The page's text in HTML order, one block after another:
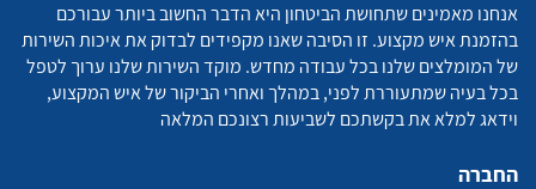
אנחנו מאמינים שתחושת הביטחון היא הדבר החשוב ביותר עבורכם
בהזמנת איש מקצוע. זו הסיבה שאנו מקפידים לבדוק את איכות השירות
של המומלצים שלנו בכל עבודה מחדש. מוקד השירות שלנו ערוך לטפל
בכל בעיה שמתעוררת לפני, במהלך ואחרי הביקור של איש המקצוע,
וידאג למלא את בקשתכם לשביעות רצונכם המלאה
החברה